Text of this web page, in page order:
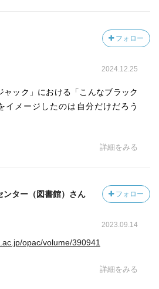
フォロー
2024.12.25
ャック」における「こんなブラック
イメージしたのは自分だけだろう
詳細をみる
ンター（図書館）さん フォロー
2023.09.14
opac/volume/390941
詳細をみる